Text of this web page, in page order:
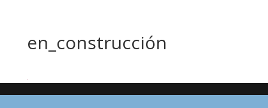
en_construcción